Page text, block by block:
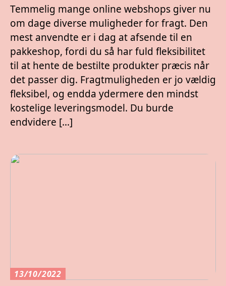
Temmelig mange online webshops giver nu
om dage diverse muligheder for fragt. Den
mest anvendte er i dag at afsende til en
pakkeshop, fordi du så har fuld fleksibilitet
til at hente de bestilte produkter præcis når
det passer dig. Fragtmuligheden er jo vældig
fleksibel, og endda ydermere den mindst
kostelige leveringsmodel. Du burde
endvidere […]
13/10/2022